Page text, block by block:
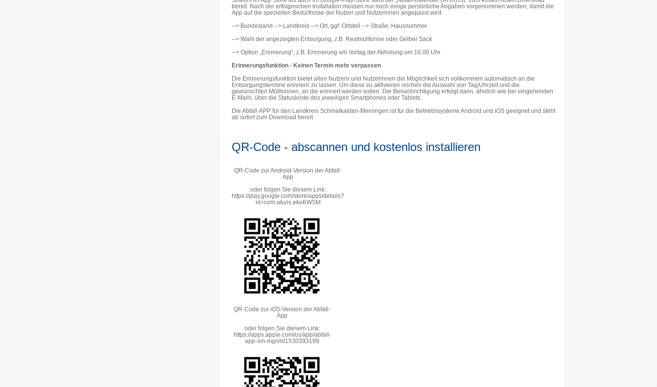
bereit. Nach der erfolgreichen Installation müssen nur noch einige persönliche Angaben vorgenommen werden, damit die
App auf die speziellen Bedürfnisse der Nutzer und Nutzerinnen angepasst wird:
--> Bundesland --> Landkreis --> Ort, ggf. Ortsteil --> Straße, Hausnummer
--> Wahl der angezeigten Entsorgung, z.B. Restmülltonne oder Gelber Sack
--> Option „Erinnerung“, z.B. Erinnerung am Vortag der Abholung um 16.00 Uhr
Erinnerungsfunktion - Keinen Termin mehr verpassen
Die Erinnerungsfunktion bietet allen Nutzern und Nutzerinnen die Möglichkeit sich vollkommen automatisch an die
Entsorgungstermine erinnern zu lassen. Um diese zu aktivieren reichen die Auswahl von Tag/Uhrzeit und die
gewünschten Mülltonnen, an die erinnert werden sollen. Die Benachrichtigung erfolgt dann, ähnlich wie bei eingehenden
E-Mails, über die Statusleiste des jeweiligen Smartphones oder Tablets.
Die Abfall-APP für den Landkreis Schmalkalden-Meiningen ist für die Betriebssysteme Android und iOS geeignet und steht
ab sofort zum Download bereit.
QR-Code - abscannen und kostenlos installieren
QR-Code zur Android-Version der Abfall-
App
oder folgen Sie diesem Link:
https://play.google.com/store/apps/details?
id=com.aturis.ekoKWSM
QR-Code zur iOS-Version der Abfall-
App
oder folgen Sie diesem Link:
https://apps.apple.com/us/app/abfall-
app-sm-mgn/id1530393199